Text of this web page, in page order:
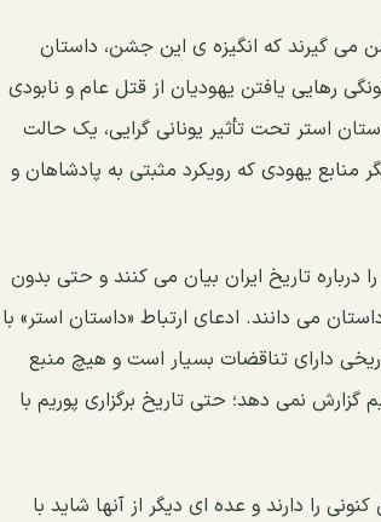
می گیرند که انگیزه ی این جشن، داستان
رهایی یافتن یهودیان از قتل عام و نابودی
استر تحت تأثیر یونانی گرایی، یک حالت
یهودی که رویکرد مثبتی به پادشاهان و
درباره تاریخ ایران بیان می کنند و حتی بدون
می دانند. ادعای ارتباط «داستان استر» با
دارای تناقضات بسیار است و هیچ منبع
نمی دهد؛ حتی تاریخ برگزاری پوریم با
را دارند و عده ای دیگر از آنها شاید با